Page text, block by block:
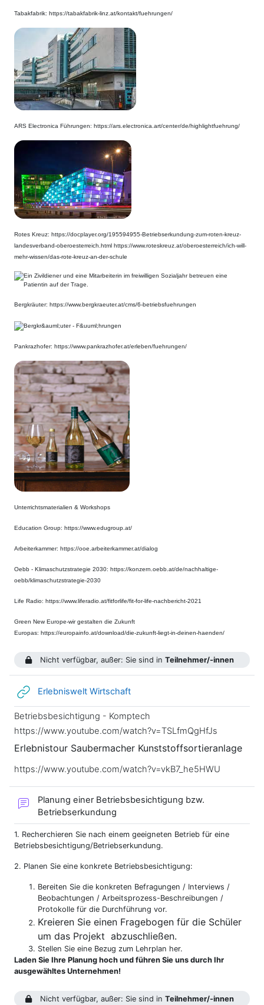
Tabakfabrik: https://tabakfabrik-linz.at/kontakt/fuehrungen/
ARS Electronica Führungen: https://ars.electronica.art/center/de/highlightfuehrung/
Rotes Kreuz: https://docplayer.org/195594955-Betriebserkundung-zum-roten-kreuz-
landesverband-oberoesterreich.html https://www.roteskreuz.at/oberoesterreich/ich-will-
mehr-wissen/das-rote-kreuz-an-der-schule
Bergkräuter: https://www.bergkraeuter.at/cms/6-betriebsfuehrungen
Pankrazhofer: https://www.pankrazhofer.at/erleben/fuehrungen/
Unterrichtsmaterialien & Workshops
Education Group: https://www.edugroup.at/
Arbeiterkammer: https://ooe.arbeiterkammer.at/dialog
Oebb - Klimaschutzstrategie 2030: https://konzern.oebb.at/de/nachhaltige-
oebb/klimaschutzstrategie-2030
Life Radio: https://www.liferadio.at/fitforlife/fit-for-life-nachbericht-2021
Green New Europe-wir gestalten die Zukunft
Europas: https://europainfo.at/download/die-zukunft-liegt-in-deinen-haenden/
Nicht verfügbar, außer: Sie sind inTeilnehmer/-innen
Erlebniswelt WirtschaftLink/URL
Betriebsbesichtigung - Komptech
https://www.youtube.com/watch?v=TSLfmQgHfJs
Erlebnistour Saubermacher Kunststoffsortieranlage
https://www.youtube.com/watch?v=vkB7_he5HWU
Planung einer Betriebsbesichtigung bzw.
Betriebserkundung
1. Recherchieren Sie nach einem geeigneten Betrieb für eine
Betriebsbesichtigung/Betriebserkundung.
2. Planen Sie eine konkrete Betriebsbesichtigung:
Bereiten Sie die konkreten Befragungen / Interviews /
Beobachtungen / Arbeitsprozess-Beschreibungen /
Protokolle für die Durchführung vor.
Kreieren Sie einen Fragebogen für die Schüler
um das Projekt abzuschließen.
Stellen Sie eine Bezug zum Lehrplan her.
Laden Sie Ihre Planung hoch und führen Sie uns durch Ihr
ausgewähltes Unternehmen!
Nicht verfügbar, außer: Sie sind inTeilnehmer/-innen